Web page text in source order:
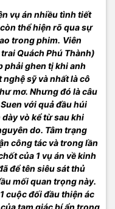
vụ án nhiều tình tiết
thể hiện rõ qua sự
trong phim. Viên
Quách Phú Thành)
phải ghen tị khi anh
sỹ và nhất là cô
mơ. Nhưng đó là câu
với quả đầu húi
vò kể từ sau khi
do. Tâm trạng
công tác và trong lần
của 1 vụ án về kinh
để tên siêu sát thủ
mối quan trọng này.
cuộc đối đầu thiện ác
tam giác bí ẩn trong